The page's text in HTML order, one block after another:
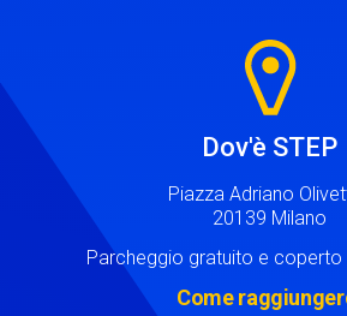
Dov'è STEP
Piazza Adriano
20139 Milano
Parcheggio gratuito e coperto
Come